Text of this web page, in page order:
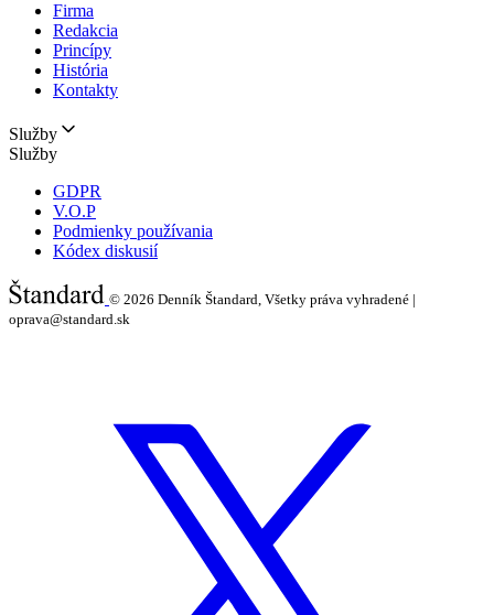
Firma
Redakcia
Princípy
História
Kontakty
Služby
Služby
GDPR
V.O.P
Podmienky používania
Kódex diskusií
© 2026 Denník Štandard, Všetky práva vyhradené |
oprava@standard.sk